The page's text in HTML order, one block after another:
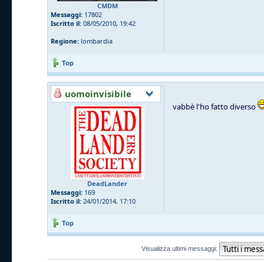
CMDM
Messaggi: 17802
Iscritto il: 08/05/2010, 19:42
Regione: lombardia
Top
uomoinvisibile
DeadLander
Messaggi: 169
Iscritto il: 24/01/2014, 17:10
vabbè l'ho fatto diverso
Top
Visualizza ultimi messaggi: